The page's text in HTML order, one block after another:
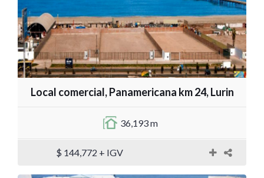
Local comercial, Panamericana km 24, Lurin
36,193 m
$ 144,772 + IGV